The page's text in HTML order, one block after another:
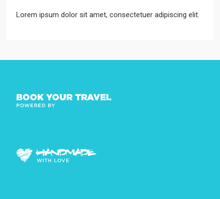
Lorem ipsum dolor sit amet, consectetuer adipiscing elit.